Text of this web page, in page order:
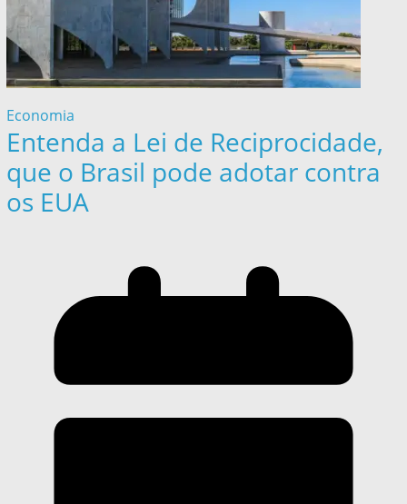
Economia
Entenda a Lei de Reciprocidade,
que o Brasil pode adotar contra
os EUA